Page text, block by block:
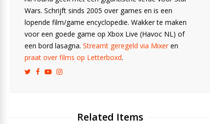
Wars. Schrijft sinds 2005 over games en is een
lopende film/game encyclopedie. Wakker te maken
voor een goede game op Xbox Live (Havoc NL) of
een bord lasagna. Streamt geregeld via Mixeren
praat over films op Letterboxd.
Related Items